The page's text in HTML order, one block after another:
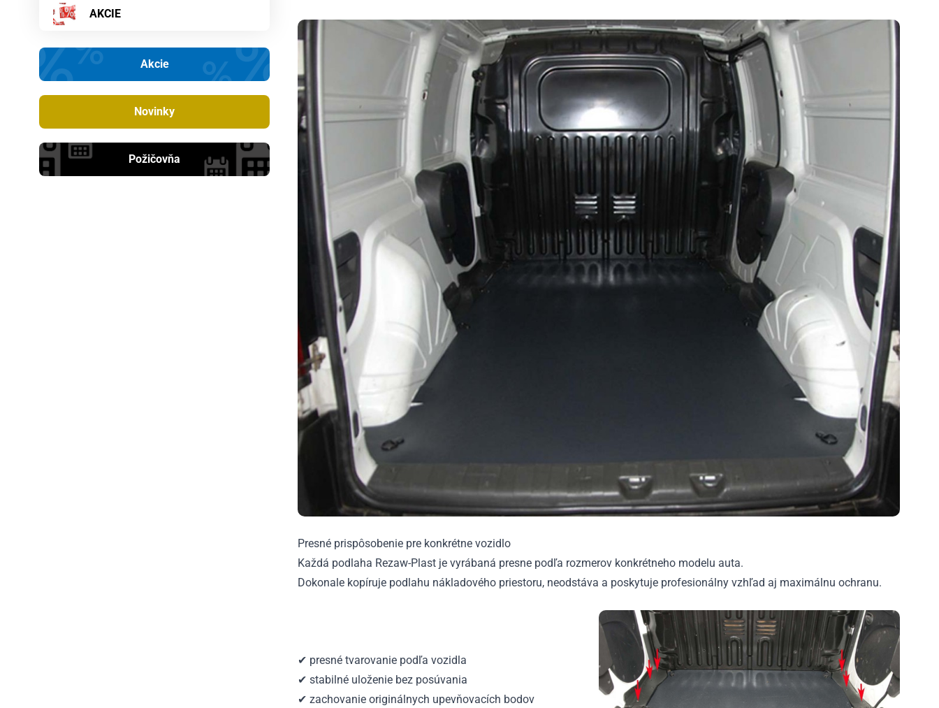
AKCIE
Akcie
Novinky
Požičovňa
Presné prispôsobenie pre konkrétne vozidlo
Každá podlaha Rezaw-Plast je vyrábaná presne podľa rozmerov konkrétneho modelu auta.
Dokonale kopíruje podlahu nákladového priestoru, neodstáva a poskytuje profesionálny vzhľad aj maximálnu ochranu.
✔ presné tvarovanie podľa vozidla
✔ stabilné uloženie bez posúvania
✔ zachovanie originálnych upevňovacích bodov